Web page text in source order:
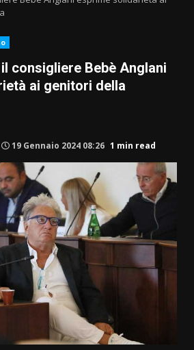
consigliere Bebè Anglani
ai genitori della
19 Gennaio 2024 08:26 1 min read